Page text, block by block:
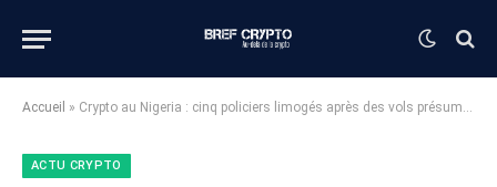
Accueil » Crypto au Nigeria : cinq policiers limogés après des vols présumés d’actifs numériques
ACTU CRYPTO